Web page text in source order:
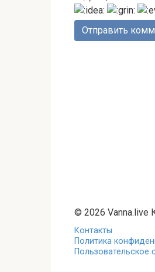
© 2026 Vanna.live
Контакты
Политика
Пользовательское